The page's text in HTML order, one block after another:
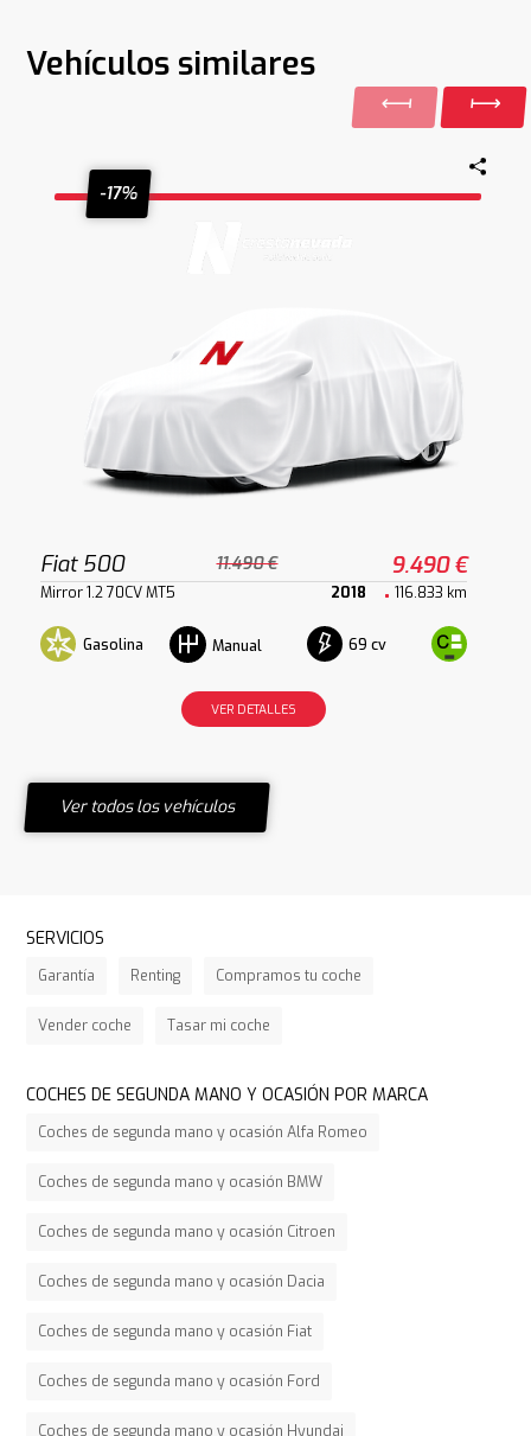
Vehículos similares
-17%
Fiat 500 11.490 € 9.490 €
Mirror 1.2 70CV MT5 2018 116.833 km
Gasolina Manual 69 cv
VER DETALLES
Ver todos los vehículos
SERVICIOS
Garantía Renting Compramos tu coche
Vender coche Tasar mi coche
COCHES DE SEGUNDA MANO Y OCASIÓN POR MARCA
Coches de segunda mano y ocasión Alfa Romeo
Coches de segunda mano y ocasión BMW
Coches de segunda mano y ocasión Citroen
Coches de segunda mano y ocasión Dacia
Coches de segunda mano y ocasión Fiat
Coches de segunda mano y ocasión Ford
Coches de segunda mano y ocasión Hyundai